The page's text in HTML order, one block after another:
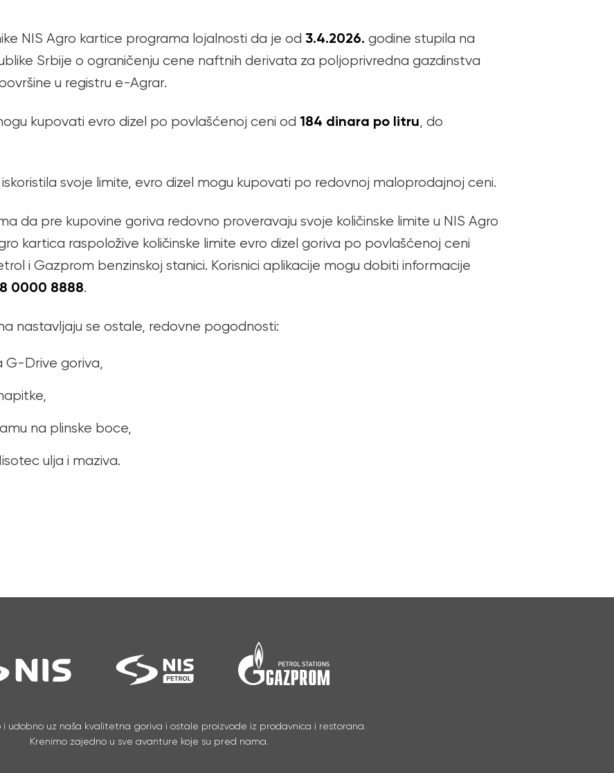
NIS Agro kartice programa lojalnosti da je od 3.4.2026. godine stupila na
Srbije o ograničenju cene naftnih derivata za poljoprivredna gazdinstva
u registru e-Agrar.
kupovati evro dizel po povlašćenoj ceni od 184 dinara po litru , do
svoje limite, evro dizel mogu kupovati po redovnoj maloprodajnoj ceni.
da pre kupovine goriva redovno proveravaju svoje količinske limite u NIS Agro
kartica raspoložive količinske limite evro dizel goriva po povlašćenoj ceni
i Gazprom benzinskoj stanici. Korisnici aplikacije mogu dobiti informacije
0000 8888.
nastavljaju se ostale, redovne pogodnosti:
G-Drive goriva,
na plinske boce,
ulja i maziva.
i udobno uz naša kvalitetna goriva i ostale proizvode iz prodavnica i restorana.
Krenimo zajedno u sve avanture koje su pred nama.